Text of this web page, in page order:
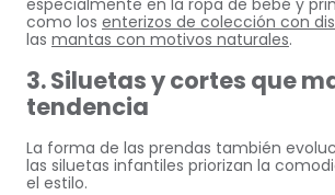
especialmente en la ropa de bebé y
como los enterizos de colección con
las mantas con motivos naturales.
3. Siluetas y cortes que
tendencia
La forma de las prendas también
las siluetas infantiles priorizan la
el estilo.